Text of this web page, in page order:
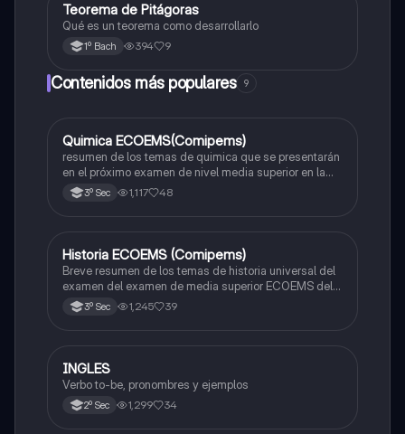
Matemáticas
Teorema de Pitágoras
Qué es un teorema como desarrollarlo
1º Bach 394 9
Contenidos más populares 9
Química
Quimica ECOEMS(Comipems)
resumen de los temas de quimica que se presentarán
en el próximo examen de nivel media superior en la
zona metropolitana de el valle de México
3º Sec 1,117 48
Historia
Historia ECOEMS (Comipems)
Breve resumen de los temas de historia universal del
examen del examen de media superior ECOEMS del
valle de México
3º Sec 1,245 39
Inglés
INGLES
Verbo to-be, pronombres y ejemplos
2º Sec 1,299 34